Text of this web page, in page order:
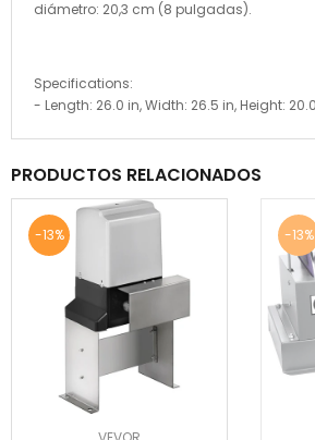
diámetro: 20,3 cm (8 pulgadas).
Specifications:
- Length: 26.0 in, Width: 26.5 in, Height:
PRODUCTOS RELACIONADOS
-13% -13%